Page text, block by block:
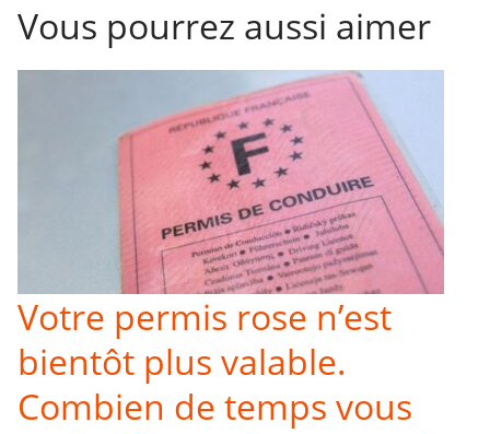
Vous pourrez aussi aimer
Votre permis rose n’est
bientôt plus valable.
Combien de temps vous